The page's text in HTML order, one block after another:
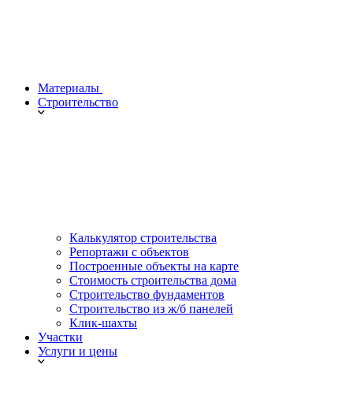
Материалы
Строительство
Калькулятор строительства
Репортажи с объектов
Построенные объекты на карте
Стоимость строительства дома
Строительство фундаментов
Строительство из ж/б панелей
Клик-шахты
Участки
Услуги и цены